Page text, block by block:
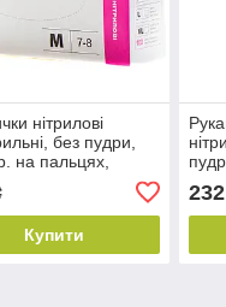
нітрилові
без пудри,
на пальцях,
уп.)
Купити
232